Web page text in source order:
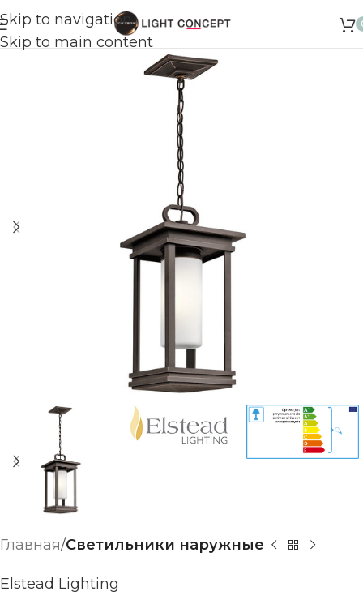
Skip to navigation
Skip to main content
Главная Светильники наружные
Elstead Lighting